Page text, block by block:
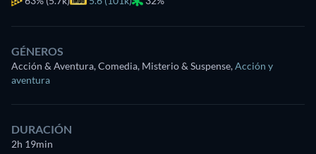
GÉNEROS
Acción & Aventura, Comedia, Misterio & Suspense,Acción y
aventura
DURACIÓN
2h 19min